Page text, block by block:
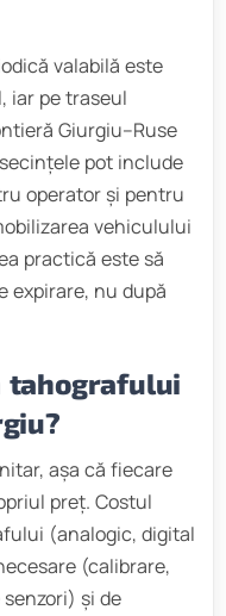
valabilă este
iar pe traseul
Giurgiu–Ruse
pot include
operator și pentru
vehiculului
practică este să
expirare, nu după
tahografului
așa că fiecare
preț. Costul
(analogic, digital
(calibrare,
și de